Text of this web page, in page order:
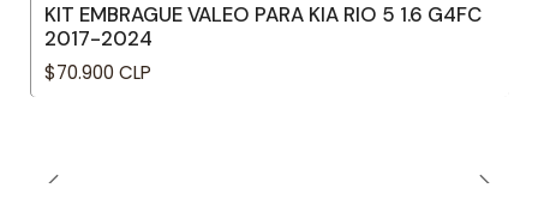
KIT EMBRAGUE VALEO PARA KIA RIO 5 1.6 G4FC
2017-2024
$70.900 CLP